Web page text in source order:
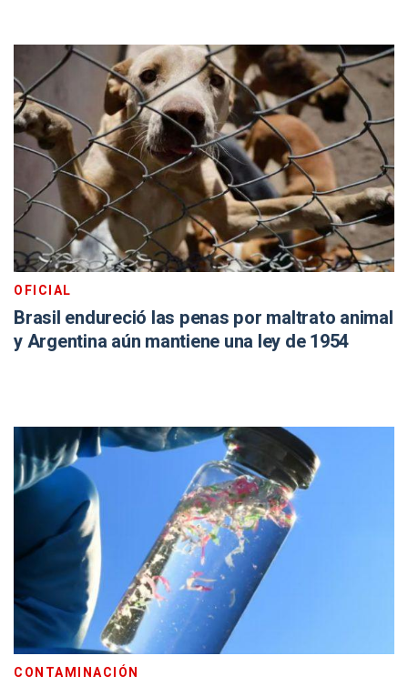
OFICIAL
Brasil endureció las penas por maltrato animal
y Argentina aún mantiene una ley de 1954
CONTAMINACIÓN